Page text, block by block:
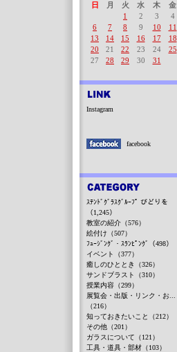
日
月 火 水 木 金
1
2 3 4
6
7 8 9 10 11
13
14 15 16 17 18
20
21 22 23 24 25
27
28 29 30 31
Instagram
facebook
ｽﾃﾝﾄﾞｸﾞﾗｽｸﾞﾙｰﾌﾟ びどりを
（1,245）
教室の紹介（576）
絵付け（507）
ﾌｭｰｼﾞﾝｸﾞ・ｽﾗﾝﾋﾟﾝｸﾞ（498）
イベント（377）
癒しのひととき（326）
サンドブラスト（310）
授業内容（299）
展覧会・出版・リンク・お...
（216）
知っておきたいこと（212）
その他（201）
ガラスについて（121）
工具・道具・部材（103）